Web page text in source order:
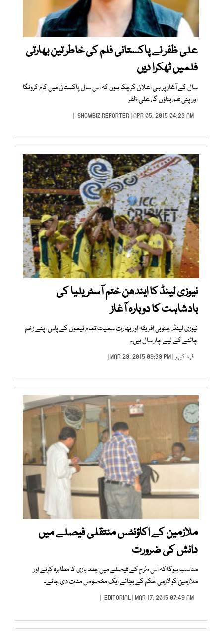
علی ظفر نے پاکستانی فلم کی خاطر تین بھارتی
فلمیں ٹھکرا دیں
سال کے آغاز پر ہی اعلان کرچکا ہوں کہ اس سال پاکستان میں کام کرونگا
اوراپنی فلم بناؤں گا، علی ظفر
SHOWBIZ REPORTER | APR 05, 2015 04:23 AM |
نیوزی لینڈ کا ایندھن ختم آسٹریلیا کی
بادشاہت کا دوبارہ آغاز
نیوزی لینڈ، جنوبی افریقہ اور بھارت سمیت تمام ٹیموں کے پاس اپنے زخم
چاٹنے کے لیے چار سال ہیں۔
فہد کیہر
ملازمین کے اکاؤنٹس منتقلی فیصلے میں
دانش کی ضرورت
مناسب ہوگا کہ اس طرح کے فیصلے میں جلد بازی کا مظاہرہ کرنے اور
ملازمین کو لازمی حکم کے بجائے ایک مخصوص مدت دی جائے۔
EDITORIAL | MAR 17, 2015 07:49 AM |